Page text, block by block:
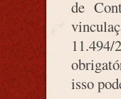
de
isso